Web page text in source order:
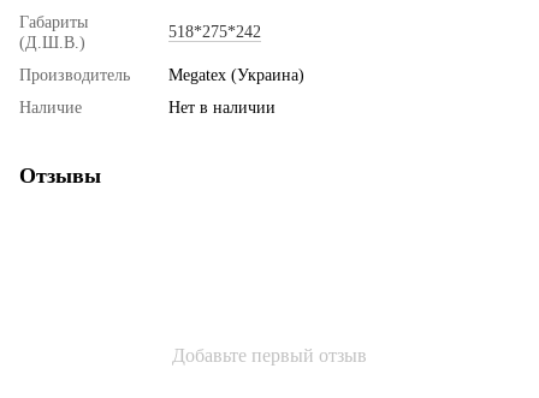
Габариты
(Д.Ш.В.)
518*275*242
Производитель
Megatex (Украина)
Наличие
Нет в наличии
Отзывы
Добавьте первый отзыв